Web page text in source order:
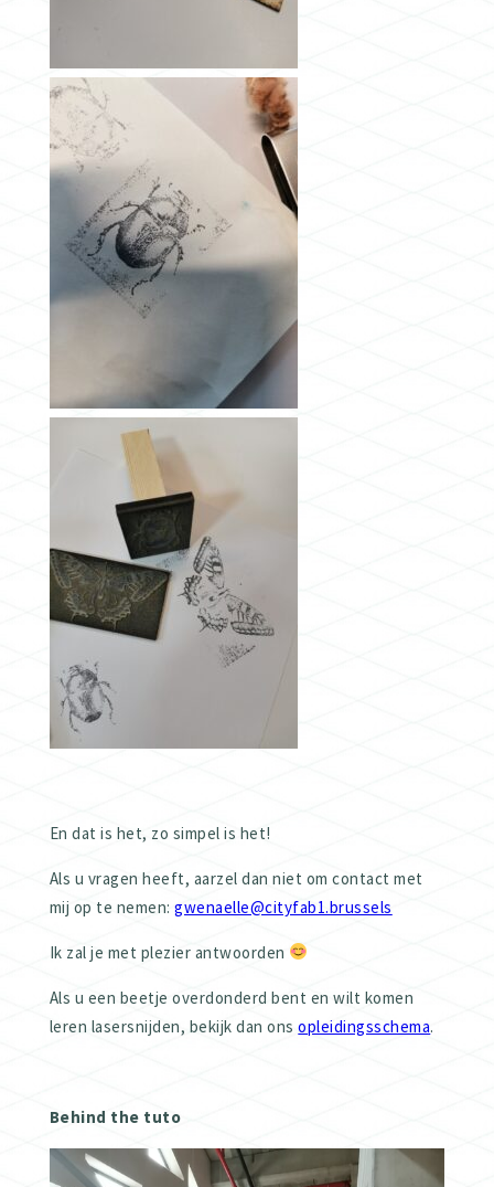
En dat is het, zo simpel is het!
Als u vragen heeft, aarzel dan niet om contact met
mij op te nemen:gwenaelle@cityfab1.brussels
Ik zal je met plezier antwoorden
Als u een beetje overdonderd bent en wilt komen
leren lasersnijden, bekijk dan onsopleidingsschema.
Behind the tuto